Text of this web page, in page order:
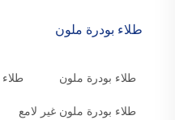
طلاء بودرة ملون
طلاء بودرة ملون
طلاء بودرة ملون غير لامع